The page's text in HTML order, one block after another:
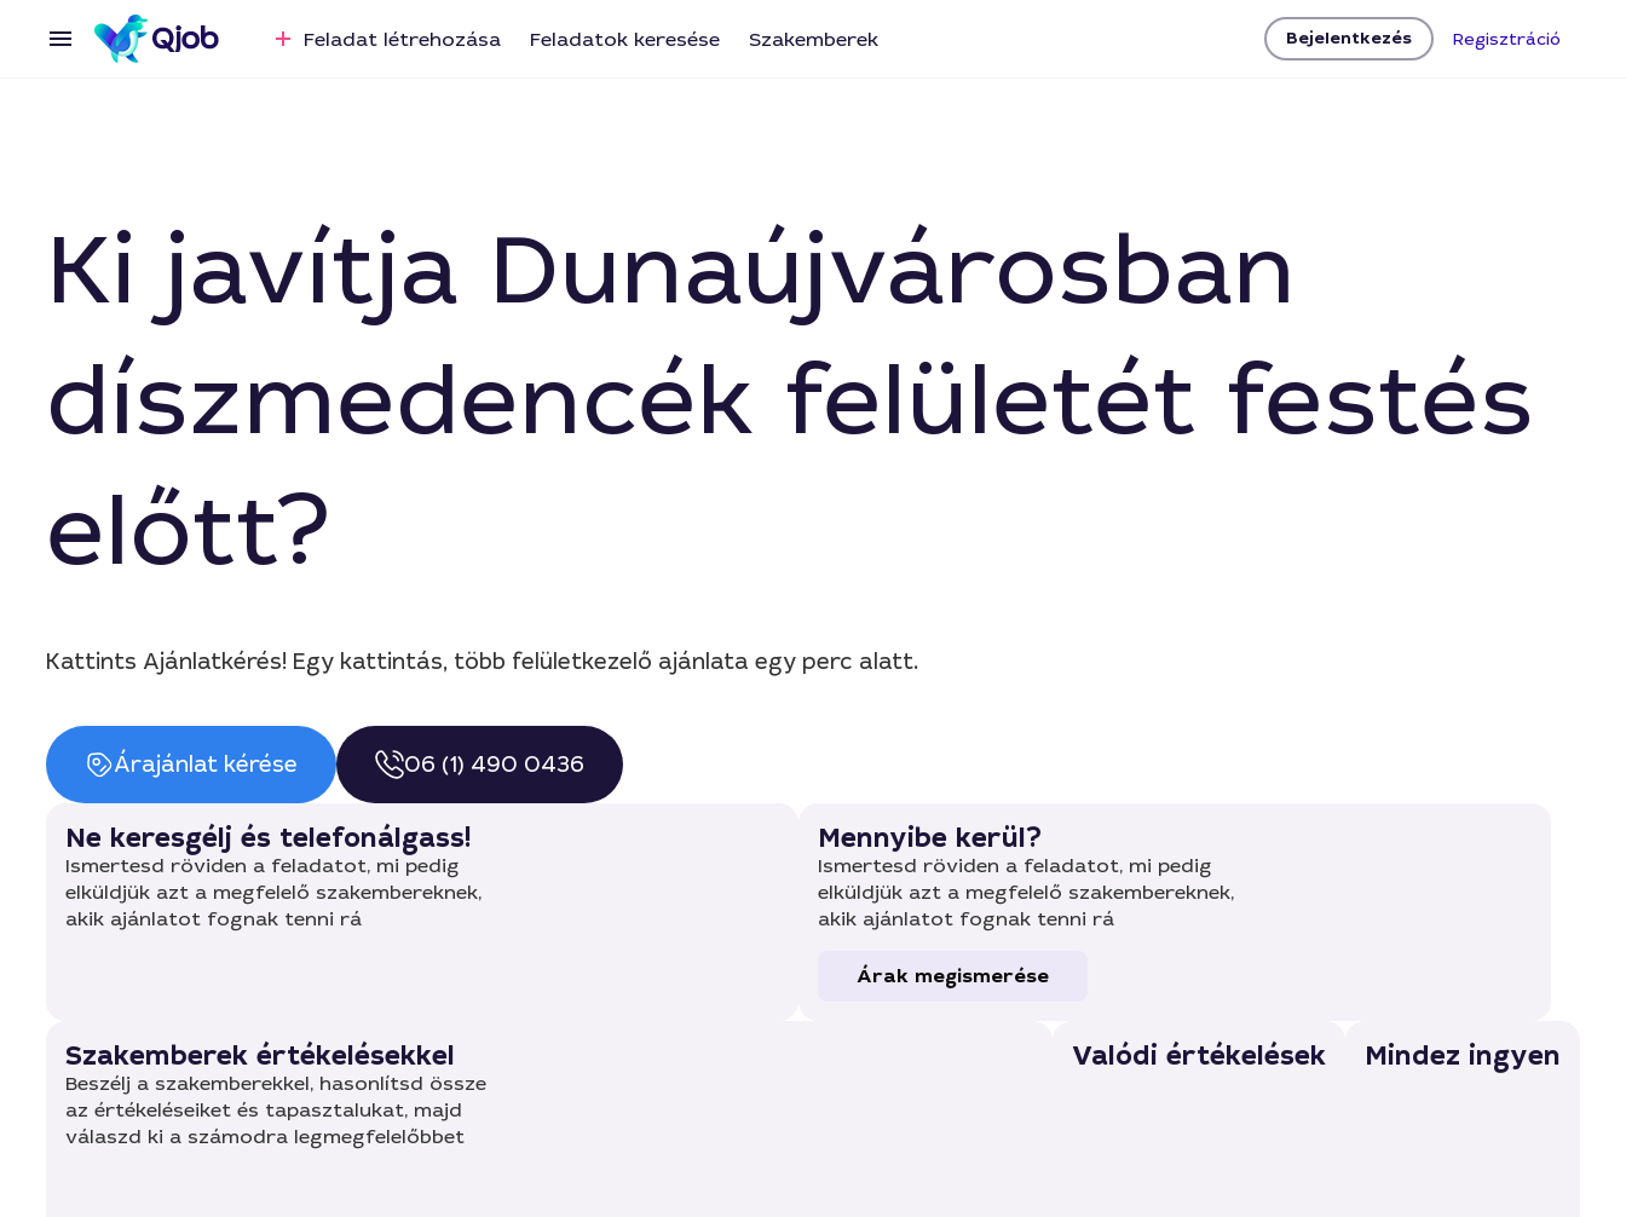
Feladat létrehozása Feladatok keresése Szakemberek Bejelentkezés Regisztráció
Ki javítja Dunaújvárosban
díszmedencék felületét festés
előtt?
Kattints Ajánlatkérés! Egy kattintás, több felületkezelő ajánlata egy perc alatt.
Árajánlat kérése 06 (1) 490 0436
Ne keresgélj és telefonálgass!
Ismertesd röviden a feladatot, mi pedig
elküldjük azt a megfelelő szakembereknek,
akik ajánlatot fognak tenni rá
Mennyibe kerül?
Ismertesd röviden a feladatot, mi pedig
elküldjük azt a megfelelő szakembereknek,
akik ajánlatot fognak tenni rá
Árak megismerése
Szakemberek értékelésekkel
Beszélj a szakemberekkel, hasonlítsd össze
az értékeléseiket és tapasztalukat, majd
válaszd ki a számodra legmegfelelőbbet
Valódi értékelések Mindez ingyen